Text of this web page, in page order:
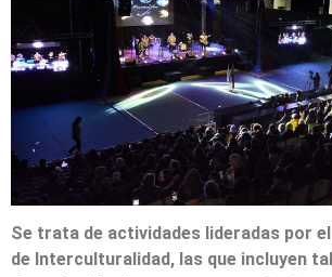
Se trata de actividades lideradas por
de Interculturalidad, las que incluyen